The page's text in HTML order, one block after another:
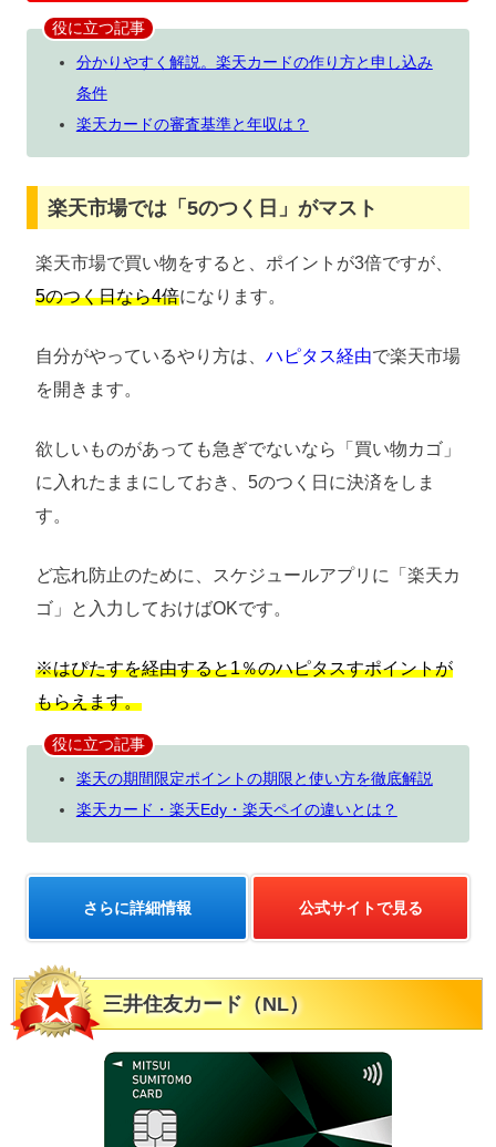
役に立つ記事
分かりやすく解説。楽天カードの作り方と申し込み
条件
楽天カードの審査基準と年収は？
楽天市場では「5のつく日」がマスト
楽天市場で買い物をすると、ポイントが3倍ですが、
5のつく日なら4倍になります。
自分がやっているやり方は、 ハピタス経由で楽天市場
を開きます。
欲しいものがあっても急ぎでないなら「買い物カゴ」
に入れたままにしておき、5のつく日に決済をしま
す。
ど忘れ防止のために、スケジュールアプリに「楽天カ
ゴ」と入力しておけばOKです。
※はぴたすを経由すると1％のハピタスすポイントが
もらえます。
役に立つ記事
楽天の期間限定ポイントの期限と使い方を徹底解説
楽天カード・楽天Edy・楽天ペイの違いとは？
さらに詳細情報 公式サイトで見る
三井住友カード（NL）